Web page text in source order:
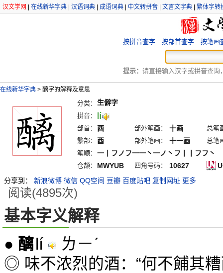
汉文学网 在线新华字典 汉语词典 成语词典 中文转拼音 文言文字典 繁体字转
按拼音查字 按部首查字 按笔画
提示： 请直接输入汉字或拼音查询
在线新华字典 > 醨字的解释及意思
分类： 生僻字
拼音： lí
部首： 酉 部外笔画： 十画
总笔
繁部： 酉 部外笔画： 十一画
总笔
笔顺： 一丨フノフ一一丶一ノ丶フ丨丨フフ丶
仓颉： MWYUB 四角号码： 10627
分享到：
新浪微博 微信 QQ空间 豆瓣 百度贴吧 复制网址 更多
阅读(4895次)
基本字义解释
● 醨lí ㄌㄧˊ
◎ 味不浓烈的酒：“何不餔其